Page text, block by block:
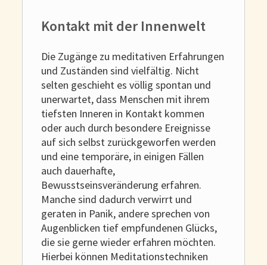
Kontakt mit der Innenwelt
Die Zugänge zu meditativen Erfahrungen
und Zuständen sind vielfältig. Nicht
selten geschieht es völlig spontan und
unerwartet, dass Menschen mit ihrem
tiefsten Inneren in Kontakt kommen
oder auch durch besondere Ereignisse
auf sich selbst zurückgeworfen werden
und eine temporäre, in einigen Fällen
auch dauerhafte,
Bewusstseinsveränderung erfahren.
Manche sind dadurch verwirrt und
geraten in Panik, andere sprechen von
Augenblicken tief empfundenen Glücks,
die sie gerne wieder erfahren möchten.
Hierbei können Meditationstechniken